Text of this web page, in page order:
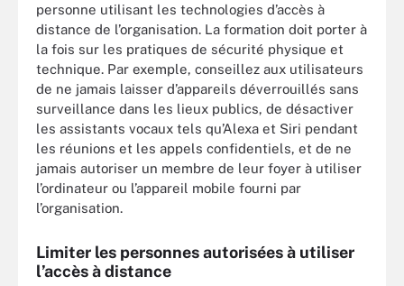
personne utilisant les technologies d’accès à
distance de l’organisation. La formation doit porter à
la fois sur les pratiques de sécurité physique et
technique. Par exemple, conseillez aux utilisateurs
de ne jamais laisser d’appareils déverrouillés sans
surveillance dans les lieux publics, de désactiver
les assistants vocaux tels qu’Alexa et Siri pendant
les réunions et les appels confidentiels, et de ne
jamais autoriser un membre de leur foyer à utiliser
l’ordinateur ou l’appareil mobile fourni par
l’organisation.
Limiter les personnes autorisées à utiliser
l’accès à distance